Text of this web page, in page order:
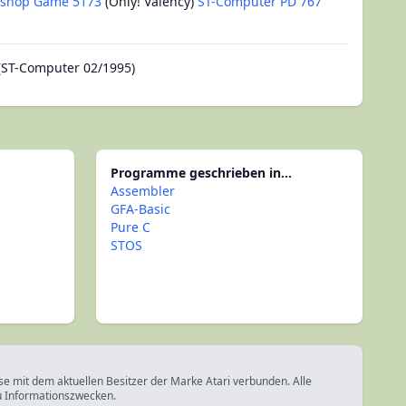
Computer 02/1995)
Programme geschrieben in...
Assembler
GFA-Basic
Pure C
STOS
mit dem aktuellen Besitzer der Marke Atari verbunden. Alle
Informationszwecken.